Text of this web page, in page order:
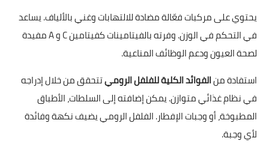
يحتوي على مركبات فعّالة مضادة للالتهابات وغني بالألياف. يساعد
في التحكم في الوزن. وفرته بالفيتامينات كفيتامين C و A مفيدة
لصحة العيون ودعم الوظائف المناعية.
استفادة منالفوائد الكلية للفلفل الروميتتحقق من خلال إدراجه
في نظام غذائي متوازن. يمكن إضافته إلى السلطات، الأطباق
المطبوخة، أو وجبات الإفطار. الفلفل الرومي يضيف نكهة وفائدة
لأي وجبة.